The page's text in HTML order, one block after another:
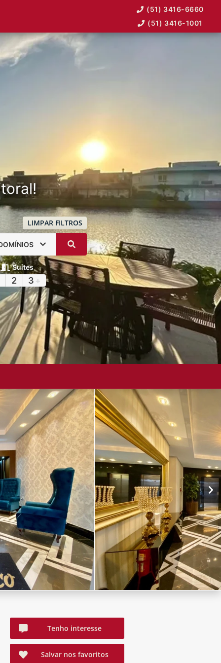
(51) 3416-6660
(51) 3416-1001
LIMPAR FILTROS
Suítes
2 3 +
Tenho interesse
Salvar nos favoritos